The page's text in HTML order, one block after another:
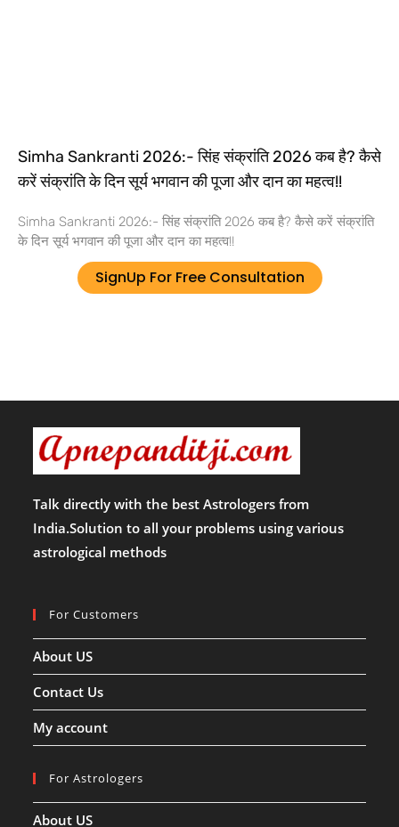
Simha Sankranti 2026:- सिंह संक्रांति 2026 कब है? कैसे
करें संक्रांति के दिन सूर्य भगवान की पूजा और दान का महत्व!!
Simha Sankranti 2026:- सिंह संक्रांति 2026 कब है? कैसे करें संक्रांति
के दिन सूर्य भगवान की पूजा और दान का महत्व!!
SignUp For Free Consultation
Talk directly with the best Astrologers from
India.Solution to all your problems using various
astrological methods
For Customers
About US
Contact Us
My account
For Astrologers
About US